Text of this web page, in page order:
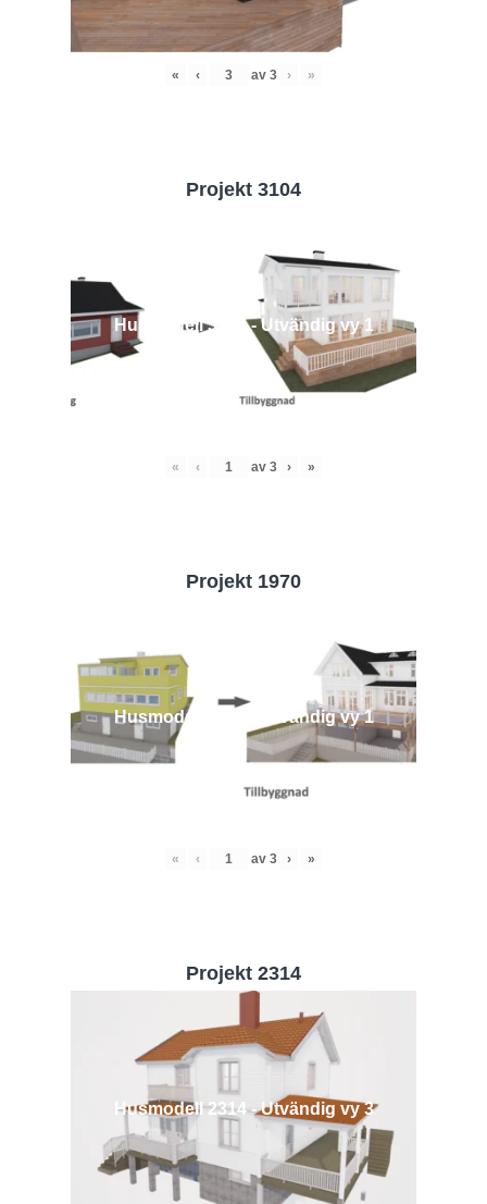
« ‹ av 3 › »
Projekt 3104
Husmodell 3104 - Utvändig vy 1
« ‹ av 3 › »
Projekt 1970
Husmodell 1970 - Utvändig vy 1
« ‹ av 3 › »
Projekt 2314
Husmodell 2314 - Utvändig vy 3